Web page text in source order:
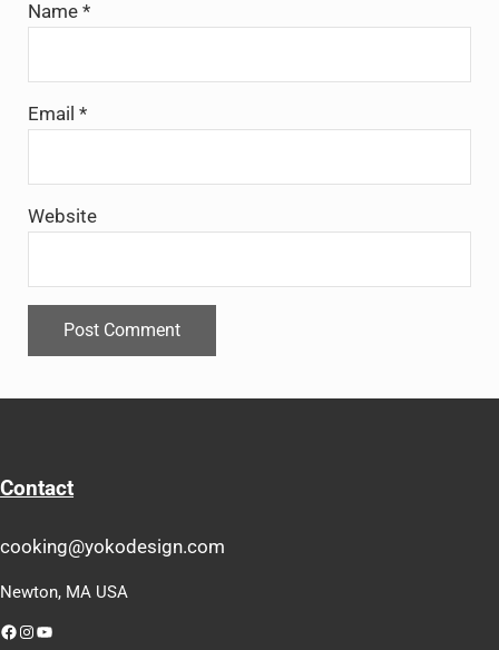
Name *
Email *
Website
Contact
cooking@yokodesign.com
Newton, MA USA
Facebook
Instagram
YouTube